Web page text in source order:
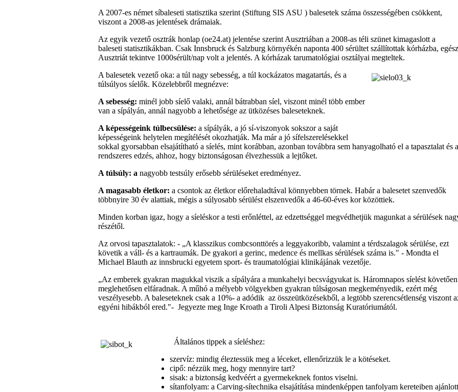
A 2007-es német síbaleseti statisztika szerint (Stiftung SIS ASU ) balesetek száma összességében csökkent,
viszont a 2008-as jelentések drámaiak.
Az egyik vezető osztrák honlap (oe24.at) jelentése szerint Ausztriában a 2008-as téli szünet kimagaslott a
baleseti statisztikákban. Csak Innsbruck és Salzburg környékén naponta 400 sérültet szállítottak kórházba, egész
Ausztriát tekintve 1000sérült/nap volt a jelentés. A kórházak tarumatológiai osztályai megteltek.
A balesetek vezető oka: a túl nagy sebesség, a túl kockázatos magatartás, és a
túlsúlyos síelők. Közelebbről megnézve:
A sebesség: minél jobb síelő valaki, annál bátrabban síel, viszont minél több ember
van a sípályán, annál nagyobb a lehetősége az ütközéses baleseteknek.
A képességeink túlbecsülése: a sípályák, a jó sí-viszonyok sokszor a saját
képességeink helytelen megítélését okozhatják. Ma már a jó sífelszerelésekkel
sokkal gyorsabban elsajátítható a síelés, mint korábban, azonban továbbra sem hanyagolható el a tapasztalat és a
rendszeres edzés, ahhoz, hogy biztonságosan élvezhessük a lejtőket.
A túlsúly: a nagyobb testsúly erősebb sérüléseket eredményez.
A magasabb életkor: a csontok az életkor előrehaladtával könnyebben törnek. Habár a balesetet szenvedők
többnyire 30 év alattiak, mégis a súlyosabb sérülést elszenvedők a 46-60-éves kor közöttiek.
Minden korban igaz, hogy a síeléskor a testi erőnléttel, az edzettséggel megvédhetjük magunkat a sérülések
részétől.
Az orvosi tapasztalatok: - „A klasszikus combcsonttörés a leggyakoribb, valamint a térdszalagok sérülése, ezt
követik a váll- és a kartraumák. De gyakori a gerinc, medence és mellkas sérülések száma is." - Mondta el
Michael Blauth az innsbrucki egyetem sport- és traumatológiai klinikájának vezetője.
„Az emberek gyakran magukkal viszik a sípályára a munkahelyi becsvágyukat is. Háromnapos síelést követően
meglehetősen elfáradnak. A műhó a mélyebb völgyekben gyakran túlságosan megkeményedik, ezért még
veszélyesebb. A baleseteknek csak a 10%- a adódik az összeütközésekből, a legtöbb szerencsétlenség viszont
egyéni hibákból ered."- Jegyezte meg Inge Kroath a Tiroli Alpesi Biztonság Kuratóriumától.
Általános tippek a síeléshez:
szervíz: mindig éleztessük meg a léceket, ellenőrizzük le a kötéseket.
cipő: nézzük meg, hogy mennyire tart?
sisak: a biztonság kedvéért a gyermekeknek fontos viselni.
sítanfolyam: a Carving-sítechnika elsajátítása mindenképpen tanfolyam kereteiben